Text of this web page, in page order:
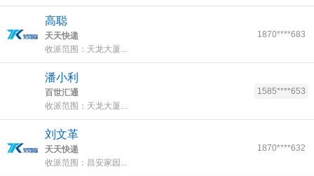
高聪
天天快递
收派范围：天龙大厦...
1870****683
潘小利
百世汇通
收派范围：天龙大厦...
1585****653
刘文革
天天快递
收派范围：昌安家园...
1870****632